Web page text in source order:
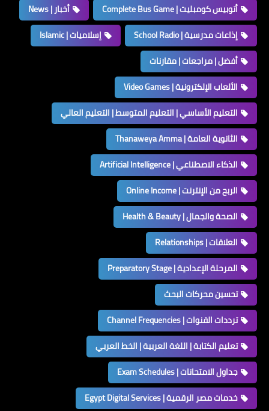
أتوبيس كومبليت | Complete Bus Game
أخبار | News
إذاعات مدرسية | School Radio
إسلاميات | Islamic
أفضل | مراجعات | مقارنات
الألعاب الإلكترونية | Video Games
التعليم الأساسي | التعليم المتوسط | التعليم العالي
الثانوية العامة | Thanaweya Amma
الذكاء الاصطناعي | Artificial Intelligence
الربح من الإنترنت | Online Income
الصحة والجمال | Health & Beauty
العلاقات | Relationships
المرحلة الإعدادية | Preparatory Stage
تحسين محركات البحث
ترددات القنوات | Channel Frequencies
تعليم الكتابة | اللغة العربية | الخط العربي
جداول الامتحانات | Exam Schedules
خدمات مصر الرقمية | Egypt Digital Services